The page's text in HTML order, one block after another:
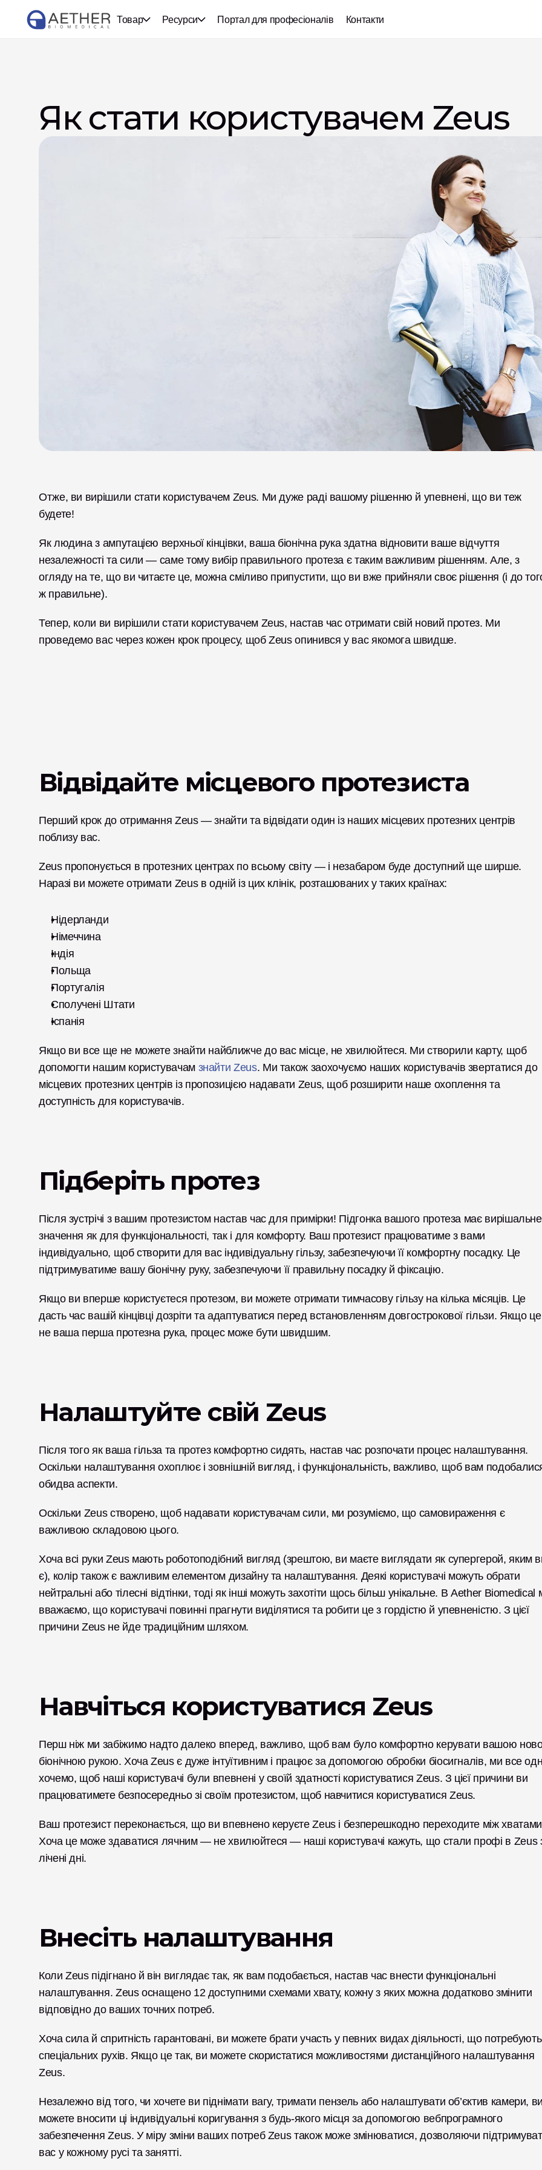
Товар Ресурси Портал для професіоналів Контакти
Як стати користувачем Zeus
Отже, ви вирішили стати користувачем Zeus. Ми дуже раді вашому рішенню й упевнені, що ви теж
будете!
Як людина з ампутацією верхньої кінцівки, ваша біонічна рука здатна відновити ваше відчуття
незалежності та сили — саме тому вибір правильного протеза є таким важливим рішенням. Але, з
огляду на те, що ви читаєте це, можна сміливо припустити, що ви вже прийняли своє рішення (і до
ж правильне).
Тепер, коли ви вирішили стати користувачем Zeus, настав час отримати свій новий протез. Ми
проведемо вас через кожен крок процесу, щоб Zeus опинився у вас якомога швидше.
Відвідайте місцевого протезиста
Перший крок до отримання Zeus — знайти та відвідати один із наших місцевих протезних центрів
поблизу вас.
Zeus пропонується в протезних центрах по всьому світу — і незабаром буде доступний ще ширше.
Наразі ви можете отримати Zeus в одній із цих клінік, розташованих у таких країнах:
Нідерланди
Німеччина
Індія
Польща
Португалія
Сполучені Штати
Іспанія
Якщо ви все ще не можете знайти найближче до вас місце, не хвилюйтеся. Ми створили карту, щоб
допомогти нашим користувачам знайти Zeus. Ми також заохочуємо наших користувачів звертатися до
місцевих протезних центрів із пропозицією надавати Zeus, щоб розширити наше охоплення та
доступність для користувачів.
Підберіть протез
Після зустрічі з вашим протезистом настав час для примірки! Підгонка вашого протеза має вирішальне
значення як для функціональності, так і для комфорту. Ваш протезист працюватиме з вами
індивідуально, щоб створити для вас індивідуальну гільзу, забезпечуючи її комфортну посадку. Це
підтримуватиме вашу біонічну руку, забезпечуючи її правильну посадку й фіксацію.
Якщо ви вперше користуєтеся протезом, ви можете отримати тимчасову гільзу на кілька місяців. Це
дасть час вашій кінцівці дозріти та адаптуватися перед встановленням довгострокової гільзи. Якщо це
не ваша перша протезна рука, процес може бути швидшим.
Налаштуйте свій Zeus
Після того як ваша гільза та протез комфортно сидять, настав час розпочати процес налаштування.
Оскільки налаштування охоплює і зовнішній вигляд, і функціональність, важливо, щоб вам
обидва аспекти.
Оскільки Zeus створено, щоб надавати користувачам сили, ми розуміємо, що самовираження є
важливою складовою цього.
Хоча всі руки Zeus мають роботоподібний вигляд (зрештою, ви маєте виглядати як супергерой, яким
є), колір також є важливим елементом дизайну та налаштування. Деякі користувачі можуть обрати
нейтральні або тілесні відтінки, тоді як інші можуть захотіти щось більш унікальне. В Aether Biomedical
вважаємо, що користувачі повинні прагнути виділятися та робити це з гордістю й упевненістю. З цієї
причини Zeus не йде традиційним шляхом.
Навчіться користуватися Zeus
Перш ніж ми забіжимо надто далеко вперед, важливо, щоб вам було комфортно керувати вашою
біонічною рукою. Хоча Zeus є дуже інтуїтивним і працює за допомогою обробки біосигналів, ми все
хочемо, щоб наші користувачі були впевнені у своїй здатності користуватися Zeus. З цієї причини ви
працюватимете безпосередньо зі своїм протезистом, щоб навчитися користуватися Zeus.
Ваш протезист переконається, що ви впевнено керуєте Zeus і безперешкодно переходите між
Хоча це може здаватися лячним — не хвилюйтеся — наші користувачі кажуть, що стали профі в Zeus
лічені дні.
Внесіть налаштування
Коли Zeus підігнано й він виглядає так, як вам подобається, настав час внести функціональні
налаштування. Zeus оснащено 12 доступними схемами хвату, кожну з яких можна додатково змінити
відповідно до ваших точних потреб.
Хоча сила й спритність гарантовані, ви можете брати участь у певних видах діяльності, що потребують
спеціальних рухів. Якщо це так, ви можете скористатися можливостями дистанційного налаштування
Zeus.
Незалежно від того, чи хочете ви піднімати вагу, тримати пензель або налаштувати об’єктив камери,
можете вносити ці індивідуальні коригування з будь-якого місця за допомогою вебпрограмного
забезпечення Zeus. У міру зміни ваших потреб Zeus також може змінюватися, дозволяючи
вас у кожному русі та занятті.